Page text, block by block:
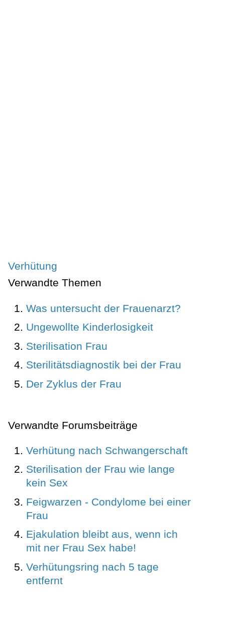
Verhütung
Verwandte Themen
Was untersucht der Frauenarzt?
Ungewollte Kinderlosigkeit
Sterilisation Frau
Sterilitätsdiagnostik bei der Frau
Der Zyklus der Frau
Verwandte Forumsbeiträge
Verhütung nach Schwangerschaft
Sterilisation der Frau wie lange
kein Sex
Feigwarzen - Condylome bei einer
Frau
Ejakulation bleibt aus, wenn ich
mit ner Frau Sex habe!
Verhütungsring nach 5 tage
entfernt